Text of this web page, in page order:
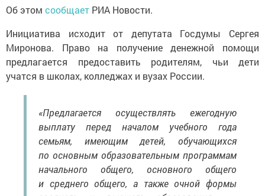
Об этом сообщает РИА Новости.
Инициатива исходит от депутата Госдумы Сергея
Миронова. Право на получение денежной помощи
предлагается предоставить родителям, чьи дети
учатся в школах, колледжах и вузах России.
«Предлагается осуществлять ежегодную
выплату перед началом учебного года
семьям, имеющим детей, обучающихся
по основным образовательным программам
начального общего, основного общего
и среднего общего, а также очной формы